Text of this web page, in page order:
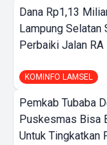
Dana Rp1,13
Lampung Selatan
Perbaiki Jalan
KOMINFO LAMSEL
Pemkab Tubaba
Puskesmas Bisa
Untuk Tingkatkan